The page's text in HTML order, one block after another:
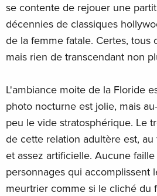
se contente de rejouer une
décennies de classiques
de la femme fatale. Certes, tous
mais rien de transcendant non
L'ambiance moite de la Floride
photo nocturne est jolie, mais
peu le vide stratosphérique. Le
de cette relation adultère est,
et assez artificielle. Aucune
personnages qui accomplissent
meurtrier comme si le cliché du